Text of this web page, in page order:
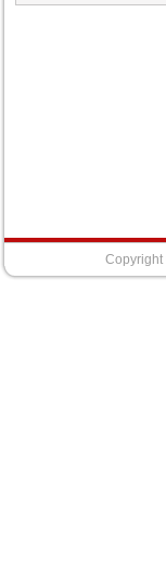
Copyright